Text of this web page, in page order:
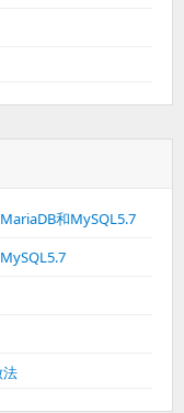
和MySQL5.7
法